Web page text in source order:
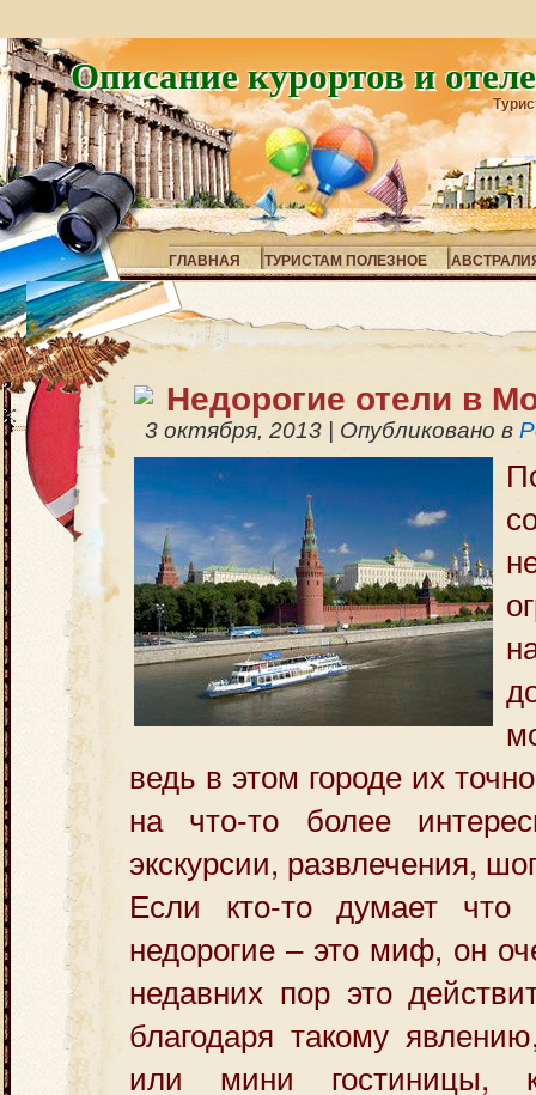
Описание курортов и
ГЛАВНАЯ ТУРИСТАМ ПОЛЕЗНОЕ
Недорогие отели в
3 октября, 2013 Опубликовано в
ведь в этом городе их
на что-то более
экскурсии, развлечения,
Если кто-то думает
недорогие – это миф, он
недавних пор это
благодаря такому
или мини гостиницы,